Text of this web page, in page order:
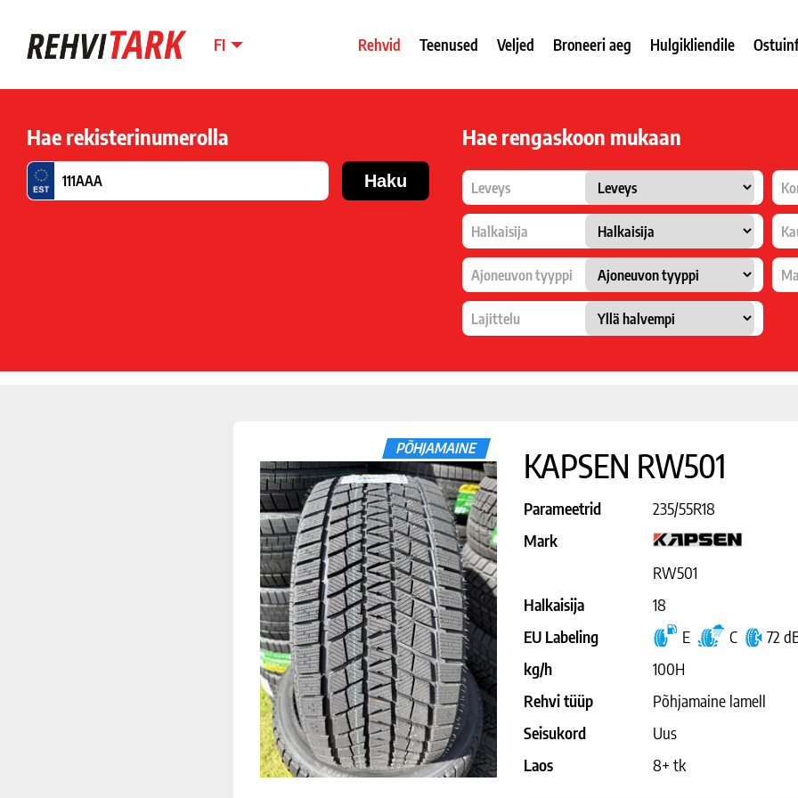
FI Rehvid Teenused Veljed Broneeri aeg Hulgikliendile
Hae rekisterinumerolla Hae rengaskoon mukaan
Leveys
Halkaisija
Ajoneuvon tyyppi
Lajittelu
PÕHJAMAINE KAPSEN RW501
Parameetrid
235/55R18
Mark
RW501
Halkaisija
18
EU Labeling
E C
72
kg/h
100H
Rehvi tüüp
Põhjamaine lamell
Seisukord
Uus
Laos
8+ tk